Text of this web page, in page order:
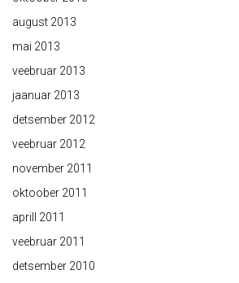
august 2013
mai 2013
veebruar 2013
jaanuar 2013
detsember 2012
veebruar 2012
november 2011
oktoober 2011
aprill 2011
veebruar 2011
detsember 2010